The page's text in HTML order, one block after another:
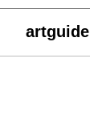
artguide